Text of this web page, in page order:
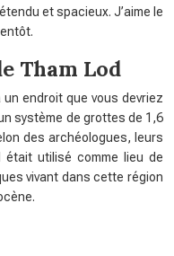
et spacieux. J’aime le
Tham Lod
un endroit que vous devriez
système de grottes de 1,6
des archéologues, leurs
utilisé comme lieu de
vivant dans cette région